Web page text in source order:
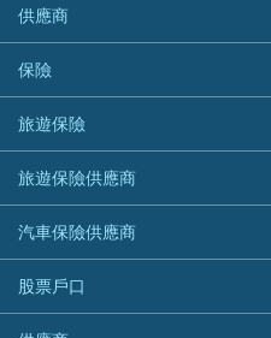
急借錢
緊急貸款比較
最佳小額貸款比較
易批必批貸款
24小時貸款
最佳循環貸款
DBS 星展銀行
DSB 大新銀行
HSBC 滙豐銀行貸款
K Cash 貸款
Mox 銀行
National Resources 中潤物業按揭
OCBC 華僑銀行
個人化貸款產品推介 🔥全新
債務重組一覽
供樓利息扣稅
最佳貸款app
公司信用卡
電子錢包信用卡
日本遊信用卡攻略
韓國遊信用卡攻略
台灣遊信用卡攻略
機場貴賓室信用卡
銀聯信用卡
高獎賞信用卡推薦
DBS星展銀行
HSBC滙豐銀行
Mox
信銀國際
大新銀行
恒生銀行
Standard Chartered渣打銀行
Black Friday優惠
淘寶付款方式
一田購物優惠日
SOGO感謝祭
HKTVmall優惠碼
交稅優惠
酒店優惠碼
機票優惠碼
供應商
八達通自動增值信用卡
保險
旅遊保險
汽車保險
家居保險
家傭保險
寵物保險
定期人壽保險
危疾保險
旅遊保險
日本旅遊保險及資訊
泰國旅遊保險及資訊
台灣旅遊保險及資訊
韓國旅遊保險及資訊
歐洲旅遊保險及資訊
旅遊保險供應商
AXA 安盛
AIG 美亞
Allianz 安聯
Allied World 世聯
汽車保險供應商
大新汽車保險
中銀汽車保險
股票戶口